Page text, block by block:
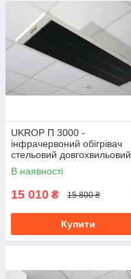
UKROP П 3000 -
інфрачервоний обігрівач
стельовий довгохвильовий
енергоефективний
В наявності
15 010 ₴ 15 800 ₴
Купити